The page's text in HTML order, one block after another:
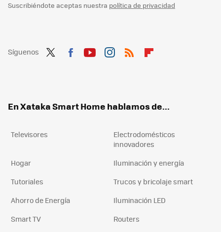
Suscribiéndote aceptas nuestra política de privacidad
Síguenos
En Xataka Smart Home hablamos de...
Televisores
Electrodomésticos
innovadores
Hogar
Iluminación y energía
Tutoriales
Trucos y bricolaje smart
Ahorro de Energía
Iluminación LED
Smart TV
Routers